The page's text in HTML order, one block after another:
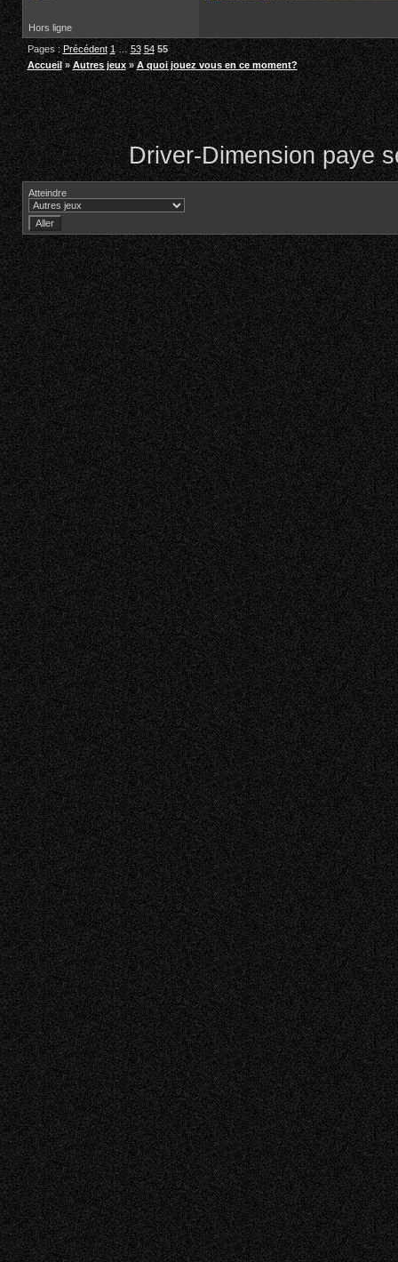
Hors ligne
Pages :Précédent 1 … 53 54 55
Accueil »Autres jeux »A quoi jouez vous en ce moment?
Driver-Dimension paye
Atteindre